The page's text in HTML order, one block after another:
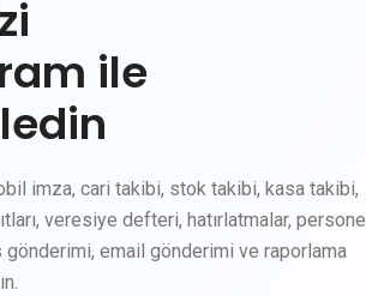
ile
imza, cari takibi, stok takibi, kasa takibi,
veresiye defteri, hatırlatmalar, personel
gönderimi, email gönderimi ve raporlama